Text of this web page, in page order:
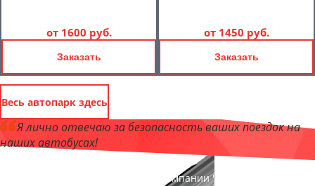
от 1600 руб.
Заказать
от 1450 руб.
Заказать
Весь автопарк здесь
Я лично отвечаю за безопасность ваших поездок на
наших автобусах!
, директор компании "ОрёлБас"